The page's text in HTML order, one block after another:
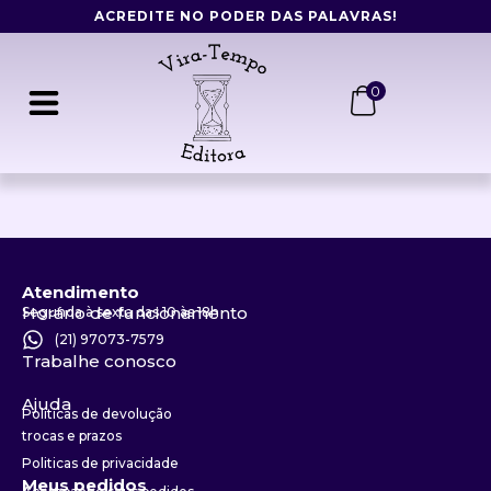
para
conteúdo
ACREDITE NO PODER DAS PALAVRAS!
0
Atendimento
Horário de funcionamento
Segunda à sexta das 10 às 18h
(21) 97073-7579
Trabalhe conosco
Ajuda
Politicas de devolução
trocas e prazos
Politicas de privacidade
Meus pedidos